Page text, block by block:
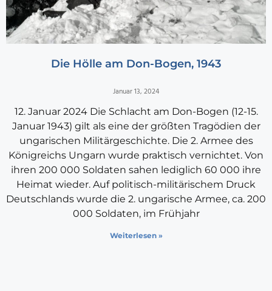
Die Hölle am Don-Bogen, 1943
Januar 13, 2024
12. Januar 2024 Die Schlacht am Don-Bogen (12-15.
Januar 1943) gilt als eine der größten Tragödien der
ungarischen Militärgeschichte. Die 2. Armee des
Königreichs Ungarn wurde praktisch vernichtet. Von
ihren 200 000 Soldaten sahen lediglich 60 000 ihre
Heimat wieder. Auf politisch-militärischem Druck
Deutschlands wurde die 2. ungarische Armee, ca. 200
000 Soldaten, im Frühjahr
Weiterlesen »